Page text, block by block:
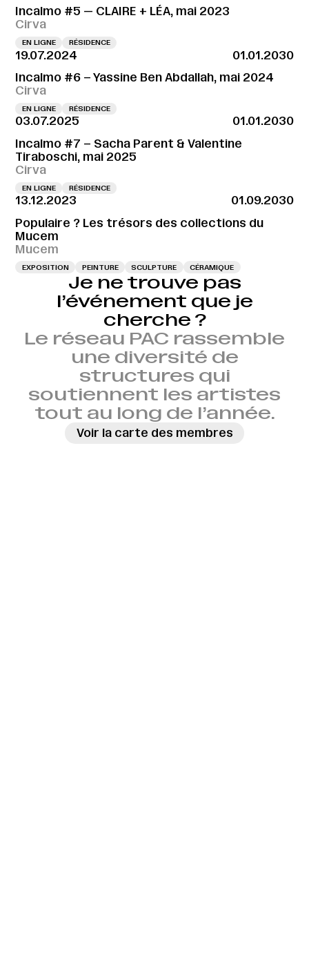
Incalmo #5 — CLAIRE + LÉA, mai 2023
Cirva
EN LIGNE RÉSIDENCE
19.07.2024
01.01.2030
Incalmo #6 – Yassine Ben Abdallah, mai 2024
Cirva
EN LIGNE RÉSIDENCE
03.07.2025
01.01.2030
Incalmo #7 – Sacha Parent & Valentine
Tiraboschi, mai 2025
Cirva
EN LIGNE RÉSIDENCE
13.12.2023
01.09.2030
Populaire ? Les trésors des collections du
Mucem
Mucem
EXPOSITION PEINTURE SCULPTURE CÉRAMIQUE
Je ne trouve pas
l’événement que je
cherche ?
Le réseau PAC rassemble
une diversité de
structures qui
soutiennent les artistes
tout au long de l’année.
Voir la carte des membres